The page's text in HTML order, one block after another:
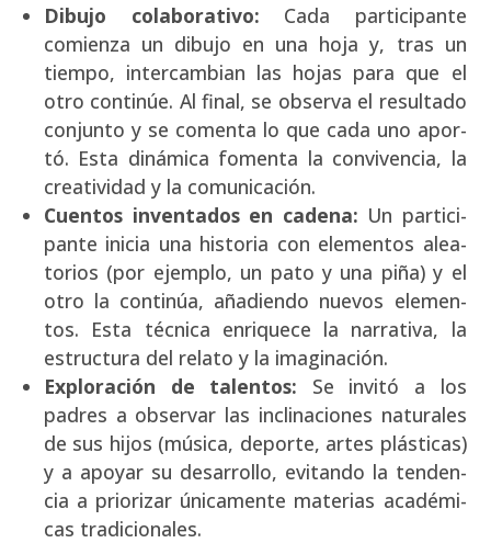
Dibu­jo cola­bo­ra­ti­vo: Cada par­ti­ci­pan­te
comien­za un dibu­jo en una hoja y, tras un
tiem­po, inter­cam­bian las hojas para que el
otro con­ti­núe. Al final, se obser­va el resul­ta­do
con­jun­to y se comen­ta lo que cada uno apor­
tó. Esta diná­mi­ca fomen­ta la con­vi­ven­cia, la
crea­ti­vi­dad y la comu­ni­ca­ción.
Cuen­tos inven­ta­dos en cade­na: Un par­ti­ci­
pan­te ini­cia una his­to­ria con ele­men­tos alea­
to­rios (por ejem­plo, un pato y una piña) y el
otro la con­ti­núa, aña­dien­do nue­vos ele­men­
tos. Esta téc­ni­ca enri­que­ce la narra­ti­va, la
estruc­tu­ra del rela­to y la ima­gi­na­ción.
Explo­ra­ción de talen­tos: Se invi­tó a los
padres a obser­var las incli­na­cio­nes natu­ra­les
de sus hijos (músi­ca, depor­te, artes plás­ti­cas)
y a apo­yar su desa­rro­llo, evi­tan­do la ten­den­
cia a prio­ri­zar úni­ca­men­te mate­rias aca­dé­mi­
cas tra­di­cio­na­les.